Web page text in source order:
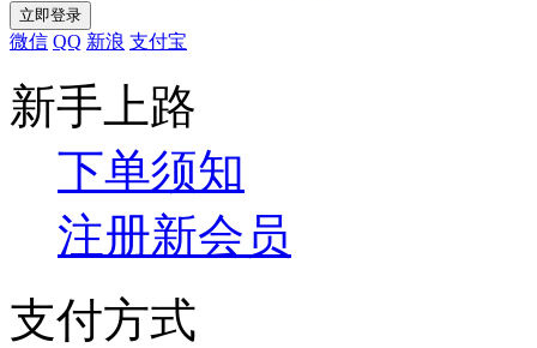
微信 QQ 新浪 支付宝
新手上路
下单须知
注册新会员
支付方式